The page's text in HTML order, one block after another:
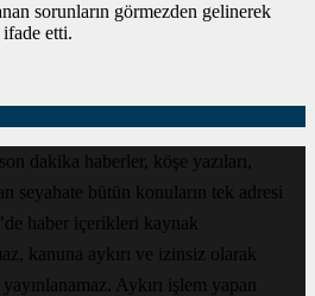
sorunların görmezden gelinerek
ifade etti.
dakika haberler, köşe yazıları,
seyahate bütün konuların tek adresi
haber içerikleri kaynak
kanuna aykırı ve izinsiz olarak
Aykırı işlem yapan